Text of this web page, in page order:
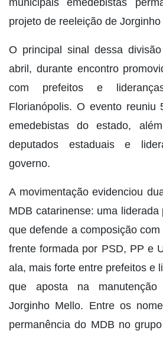
municipais emedebistas
projeto de reeleição de Jorginho
O principal sinal dessa
abril, durante encontro
com prefeitos e
Florianópolis. O evento reuniu
emedebistas do estado,
deputados estaduais e
governo.
A movimentação evidenciou
MDB catarinense: uma liderada
que defende a composição
frente formada por PSD, PP e
ala, mais forte entre prefeitos e
que aposta na
Jorginho Mello. Entre os
permanência do MDB no